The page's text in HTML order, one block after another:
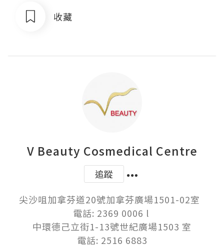
收藏
V Beauty Cosmedical Centre
追蹤
尖沙咀加拿芬道20號加拿芬廣場1501-02室
電話: 2369 0006 l
中環德己立街1-13號世紀廣場1503 室
電話: 2516 6883